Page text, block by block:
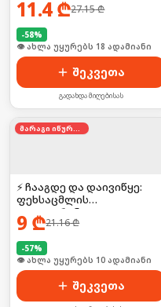
11.4₾27.15₾
-58%
🛒 ბოლო 24სთ-ში იყიდა 30-მა
შეკვეთა
გადახდა მიღებისას
⚡ ჩააგდე და დაივიწყე:
ფეხსაცმლის
დეოდორანტი
9 ₾21.16₾
-57%
🛒 ბოლო 24სთ-ში იყიდა 17-მა
შეკვეთა